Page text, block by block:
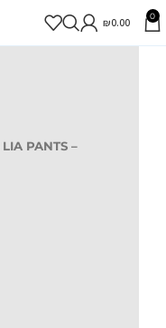
0
₪0.00
LIA PANTS –